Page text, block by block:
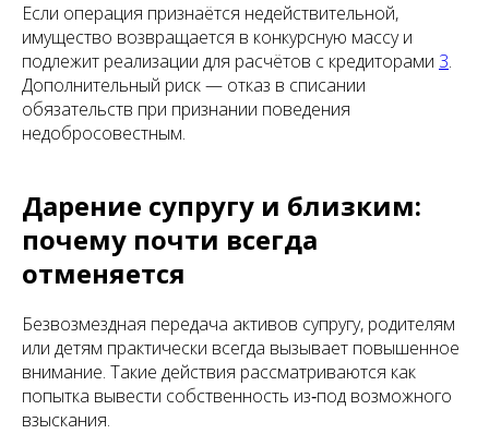
Если операция признаётся недействительной,
имущество возвращается в конкурсную массу и
подлежит реализации для расчётов с кредиторами 3.
Дополнительный риск — отказ в списании
обязательств при признании поведения
недобросовестным.
Дарение супругу и близким:
почему почти всегда
отменяется
Безвозмездная передача активов супругу, родителям
или детям практически всегда вызывает повышенное
внимание. Такие действия рассматриваются как
попытка вывести собственность из‑под возможного
взыскания.